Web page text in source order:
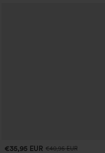
€35,95 EUR €40,95 EUR